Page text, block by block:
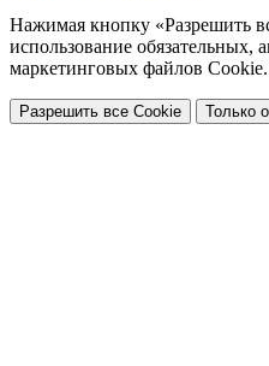
Нажимая кнопку «Разрешить
использование обязательных,
маркетинговых файлов Cookie.
Разрешить все Cookie Только